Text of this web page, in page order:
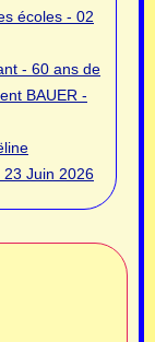
écoles - 02
- 60 ans de
BAUER -
23 Juin 2026